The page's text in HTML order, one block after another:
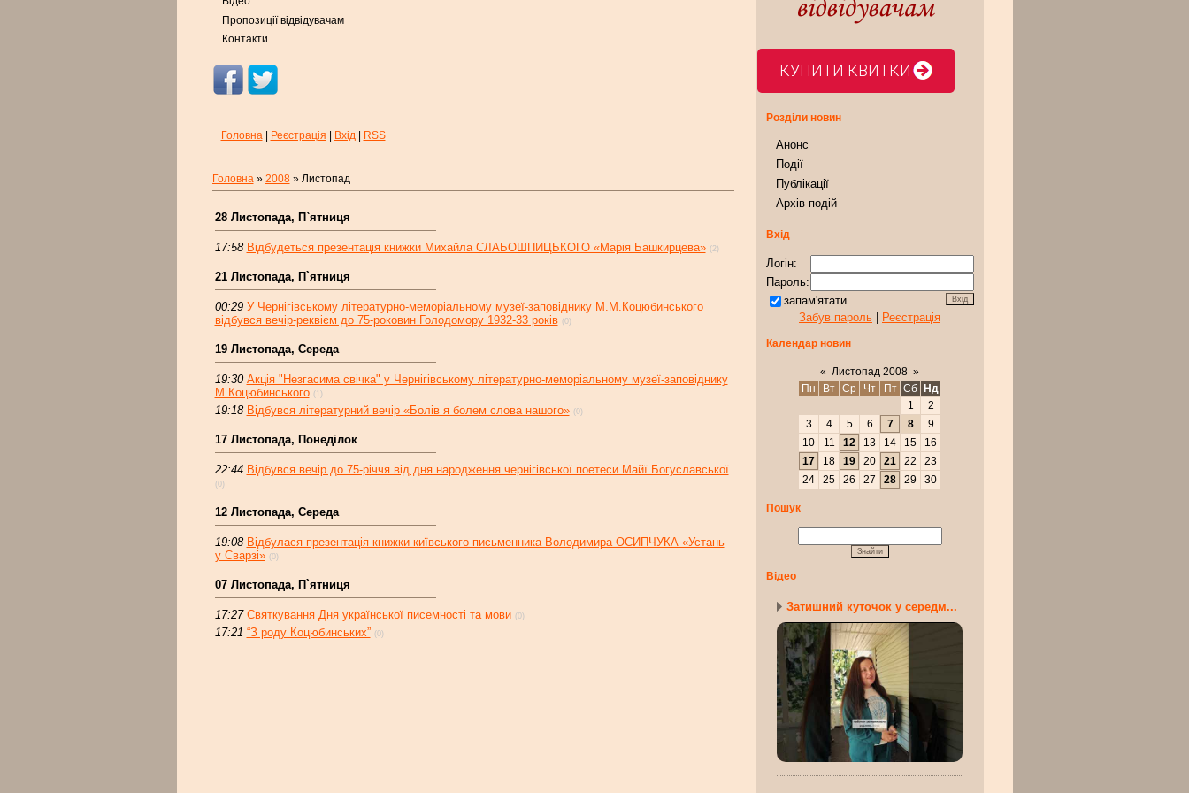
Пропозиції відвідувачам
Контакти
Головна| Реєстрація Вхід| RSS
Головна» 2008 » Листопад
28 Листопада, П`ятниця
17:58 Відбудеться презентація книжки Михайла СЛАБОШПИЦЬКОГО «Марія Башкирцева» (2)
21 Листопада, П`ятниця
00:29 У Чернігівському літературно-меморіальному музеї-заповіднику М.М.Коцюбинського
відбувся вечір-реквієм до 75-роковин Голодомору 1932-33 років (0)
19 Листопада, Середа
19:30 Акція "Незгасима свічка" у Чернігівському літературно-меморіальному музеї-заповіднику
М.Коцюбинського (1)
19:18 Відбувся літературний вечір «Болів я болем слова нашого» (0)
17 Листопада, Понеділок
22:44 Відбувся вечір до 75-річчя від дня народження чернігівської поетеси Майї Богуславської
(0)
12 Листопада, Середа
19:08 Відбулася презентація книжки київського письменника Володимира ОСИПЧУКА «Устань
у Сварзі» (0)
07 Листопада, П`ятниця
17:27 Святкування Дня української писемності та мови (0)
17:21 “З роду Коцюбинських” (0)
КУПИТИ КВИТКИ
Розділи новин
Анонс
Події
Публікації
Архів подій
Вхід
Логін:
Пароль:
запам'ятати
Забув пароль
Реєстрація
Календар новин
« Листопад 2008 »
Пн
Вт Ср Чт Пт Сб
Нд
1
2
3
4 5 6 7 8
9
10
11 12 13 14 15
16
17
18 19 20 21 22
23
24
25 26 27 28 29 30
Пошук
Відео
Затишний куточок у середм...